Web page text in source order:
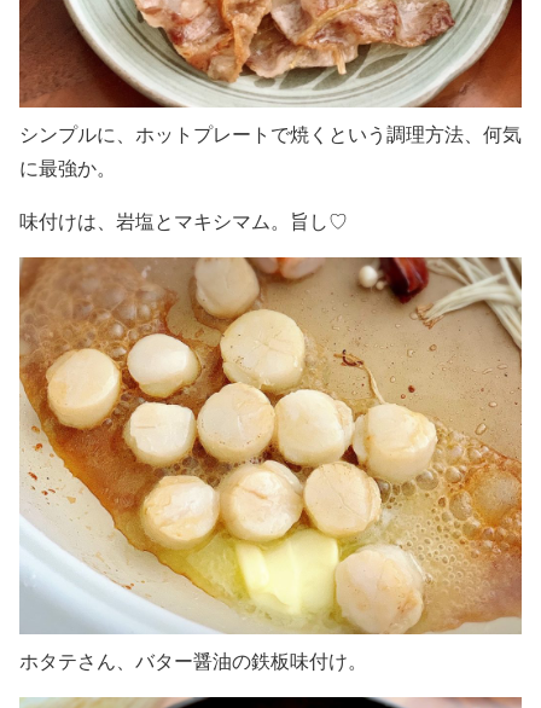
シンプルに、ホットプレートで焼くという調理方法、何気
に最強か。
味付けは、岩塩とマキシマム。旨し♡
ホタテさん、バター醤油の鉄板味付け。